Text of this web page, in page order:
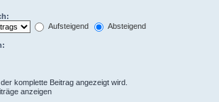
Aufsteigend
Absteigend
komplette Beitrag angezeigt wird.
anzeigen